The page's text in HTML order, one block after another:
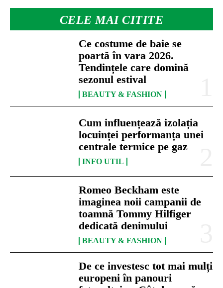
CELE MAI CITITE
Ce costume de baie se
poartă în vara 2026.
Tendințele care domină
sezonul estival
BEAUTY & FASHION
Cum influențează izolația
locuinței performanța unei
centrale termice pe gaz
INFO UTIL
Romeo Beckham este
imaginea noii campanii de
toamnă Tommy Hilfiger
dedicată denimului
BEAUTY & FASHION
De ce investesc tot mai mulți
europeni în panouri